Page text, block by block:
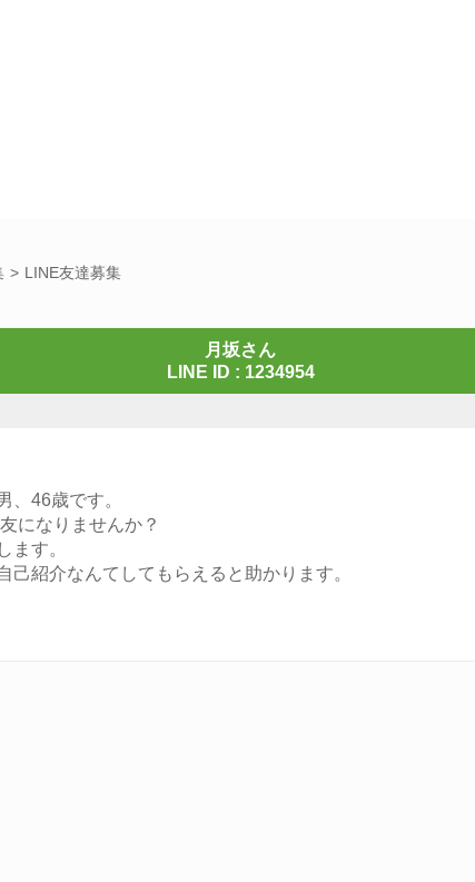
LINE友達募集
月坂さん
LINE ID : 1234954
、46歳です。
になりませんか？
ます。
己紹介なんてしてもらえると助かります。